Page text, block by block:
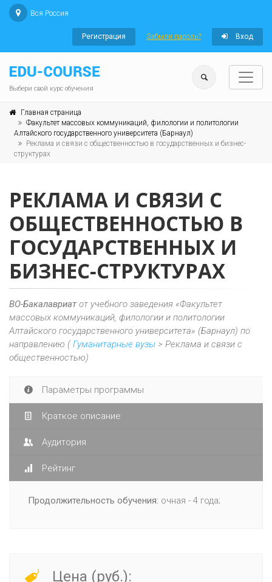
Вся Россия
Регистрация Забыли пароль? Вход
Выбери свой курс обучения
Главная страница
Факультет массовых коммуникаций, филологии и политологии
Алтайского государственного университета (Барнаул)
Реклама и связи с общественностью в государственных и бизнес-
структурах
РЕКЛАМА И СВЯЗИ С
ОБЩЕСТВЕННОСТЬЮ В
ГОСУДАРСТВЕННЫХ И
БИЗНЕС-СТРУКТУРАХ
ВО-Бакалавриатот учебного заведения «Факультет
массовых коммуникаций, филологии и политологии
Алтайского государственного университета» (Барнаул) по
направлению (Гуманитарные вузы > Реклама и связи с
общественностью)
Параметры программы
Краткое описание
Аудитория
Рейтинг
Продолжительность обучения: очная - 4 года;
Цена (руб.):